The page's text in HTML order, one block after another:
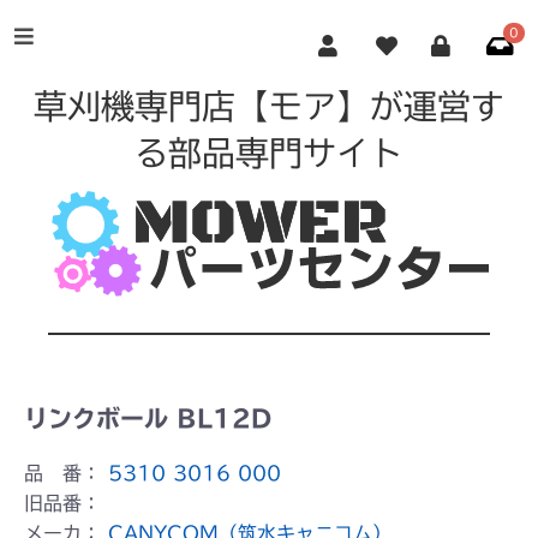
0
草刈機専門店【モア】が運営す
る部品専門サイト
リンクボール BL12D
品 番：
5310 3016 000
旧品番：
メーカ： CANYCOM（筑水キャニコム）